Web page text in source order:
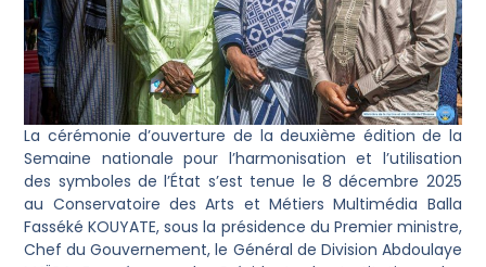
La cérémonie d’ouverture de la deuxième édition de la
Semaine nationale pour l’harmonisation et l’utilisation
des symboles de l’État s’est tenue le 8 décembre 2025
au Conservatoire des Arts et Métiers Multimédia Balla
Fasséké KOUYATE, sous la présidence du Premier ministre,
Chef du Gouvernement, le Général de Division Abdoulaye